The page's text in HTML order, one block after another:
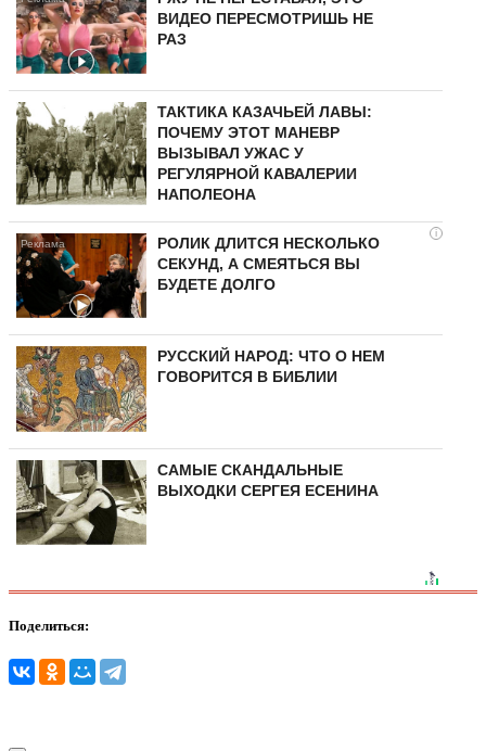
ВИДЕО ПЕРЕСМОТРИШЬ НЕ
РАЗ
ТАКТИКА КАЗАЧЬЕЙ ЛАВЫ:
ПОЧЕМУ ЭТОТ МАНЕВР
ВЫЗЫВАЛ УЖАС У
РЕГУЛЯРНОЙ КАВАЛЕРИИ
НАПОЛЕОНА
i
РОЛИК ДЛИТСЯ НЕСКОЛЬКО
СЕКУНД, А СМЕЯТЬСЯ ВЫ
БУДЕТЕ ДОЛГО
РУССКИЙ НАРОД: ЧТО О НЕМ
ГОВОРИТСЯ В БИБЛИИ
САМЫЕ СКАНДАЛЬНЫЕ
ВЫХОДКИ СЕРГЕЯ ЕСЕНИНА
Поделиться: